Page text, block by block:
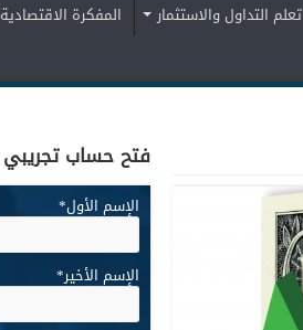
تعلم التداول والاستثمار المفكرة الاقتصادية
فتح حساب تجريبي
الإسم الأول*
الإسم الأخير*